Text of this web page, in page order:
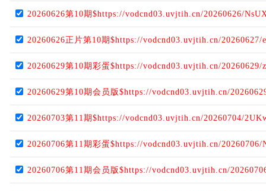
20260626第10期$https://vodcnd03.uvjtih.cn/20260626/
20260626正片第10期$https://vodcnd03.uvjtih.cn/20260627/
20260629第10期彩蛋$https://vodcnd03.uvjtih.cn/
20260629第10期会员版$https://vodcnd03.uvjtih.cn/
20260703第11期$https://vodcnd03.uvjtih.cn/20260704/
20260706第11期彩蛋$https://vodcnd03.uvjtih.cn/20260706/
20260706第11期会员版$https://vodcnd03.uvjtih.cn/